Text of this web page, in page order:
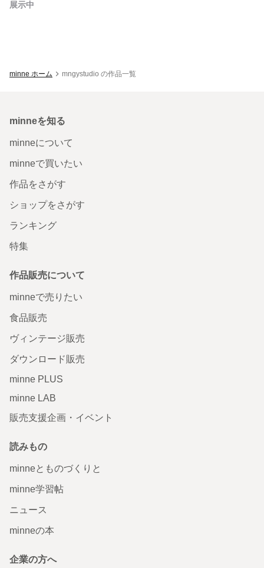
展示中
minne ホーム mngystudio の作品一覧
minneを知る
minneについて
minneで買いたい
作品をさがす
ショップをさがす
ランキング
特集
作品販売について
minneで売りたい
食品販売
ヴィンテージ販売
ダウンロード販売
minne PLUS
minne LAB
販売支援企画・イベント
読みもの
minneとものづくりと
minne学習帖
ニュース
minneの本
企業の方へ